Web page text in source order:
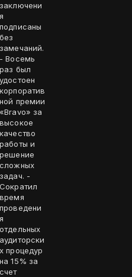
заключени
я
подписаны
без
замечаний.
- Восемь
раз был
удостоен
корпоратив
ной премии
«Bravo» за
высокое
качество
работы и
решение
сложных
задач. -
Сократил
время
проведени
я
отдельных
аудиторски
х процедур
на 15% за
счет